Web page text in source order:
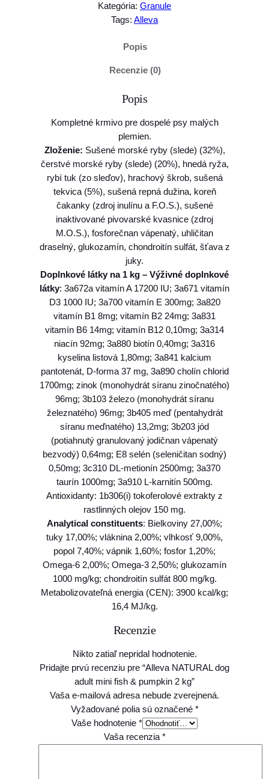
e
a
N
A
T
U
R
A
L
o
g
a
d
u
l
t
m
i
n
i
f
i
s
h
&
p
m
p
k
i
n
2
Kategória: Granule
Tags: Alleva
Popis
Recenzie (0)
Popis
Kompletné krmivo pre dospelé psy malých
plemien.
Zloženie: Sušené morské ryby (slede) (32%),
čerstvé morské ryby (slede) (20%), hnedá ryža,
rybí tuk (zo sleďov), hrachový škrob, sušená
tekvica (5%), sušená repná dužina, koreň
čakanky (zdroj inulínu a F.O.S.), sušené
inaktivované pivovarské kvasnice (zdroj
M.O.S.), fosforečnan vápenatý, uhličitan
draselný, glukozamín, chondroitín sulfát, šťava z
juky.
Doplnkové látky na 1 kg – Výživné doplnkové
látky: 3a672a vitamín A 17200 IU; 3a671 vitamín
D3 1000 IU; 3a700 vitamín E 300mg; 3a820
vitamín B1 8mg; vitamín B2 24mg; 3a831
vitamín B6 14mg; vitamín B12 0,10mg; 3a314
niacín 92mg; 3a880 biotín 0,40mg; 3a316
kyselina listová 1,80mg; 3a841 kalcium
pantotenát, D-forma 37 mg, 3a890 cholín chlorid
1700mg; zinok (monohydrát síranu zinočnatého)
96mg; 3b103 železo (monohydrát síranu
železnatého) 96mg; 3b405 meď (pentahydrát
síranu meďnatého) 13,2mg; 3b203 jód
(potiahnutý granulovaný jodičnan vápenatý
bezvodý) 0,64mg; E8 selén (seleničitan sodný)
0,50mg; 3c310 DL-metionín 2500mg; 3a370
taurín 1000mg; 3a910 L-karnitín 500mg.
Antioxidanty: 1b306(i) tokoferolové extrakty z
rastlinných olejov 150 mg.
Analytical constituents: Bielkoviny 27,00%;
tuky 17,00%; vláknina 2,00%; vlhkosť 9,00%,
popol 7,40%; vápnik 1,60%; fosfor 1,20%;
Omega-6 2,00%; Omega-3 2,50%; glukozamín
1000 mg/kg; chondroitín sulfát 800 mg/kg.
Metabolizovateľná energia (CEN): 3900 kcal/kg;
16,4 MJ/kg.
Recenzie
Nikto zatiaľ nepridal hodnotenie.
Pridajte prvú recenziu pre “Alleva NATURAL dog
adult mini fish & pumpkin 2 kg”
Vaša e-mailová adresa nebude zverejnená.
Vyžadované polia sú označené *
Vaše hodnotenie *
Vaša recenzia *